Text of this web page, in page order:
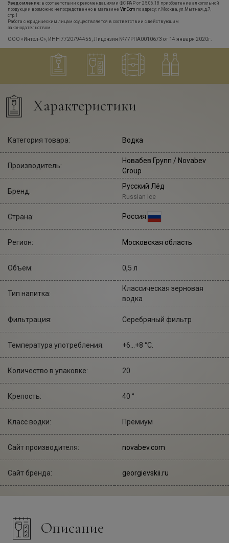
Уведомление: в соответствии с рекомендациями ФС РАР от 25.06.18 приобретение алкогольной
продукции возможно непосредственно в магазине VinDom по адресу: г.Москва, ул.Мытная, д.7,
стр.1
Работа с юридическим лицам осуществляется в соответствии с действующим
законодательством.
ООО «Интел-С», ИНН 7720794455, Лицензия №77РПА0010673 от 14 января 2020г.
Характеристики
Категория товара: Водка
Производитель:
Новабев Групп / Novabev
Group
Бренд:
Русский Лёд
Russian Ice
Страна: Россия
Регион: Московская область
Объем: 0,5 л
Тип напитка:
Классическая зерновая
водка
Фильтрация: Серебряный фильтр
Температура употребления: +6...+8 °С.
Количество в упаковке: 20
Крепость: 40 °
Класс водки: Премиум
Сайт производителя: novabev.com
Сайт бренда: georgievskii.ru
Описание